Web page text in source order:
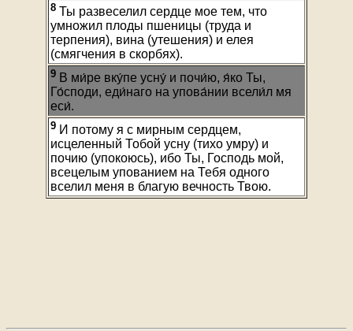
8 Ты развеселил сердце мое тем, что
умножил плоды пшеницы (труда и
терпения), вина (утешения) и елея
(смягчения в скорбях).
9 В ми́ре вку́пе усну́ и почи́ю, я́ко Ты,
Го́споди, еди́наго на упова́нии всели́л мя
еси́.
9 И потому я с мирным сердцем,
исцеленный Тобой усну (тихо умру) и
почию (упокоюсь), ибо Ты, Господь мой,
всецелым упованием на Тебя одного
вселил меня в благую вечность Твою.